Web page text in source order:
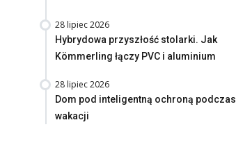
28 lipiec 2026
Hybrydowa przyszłość stolarki. Jak
Kömmerling łączy PVC i aluminium
28 lipiec 2026
Dom pod inteligentną ochroną podczas
wakacji